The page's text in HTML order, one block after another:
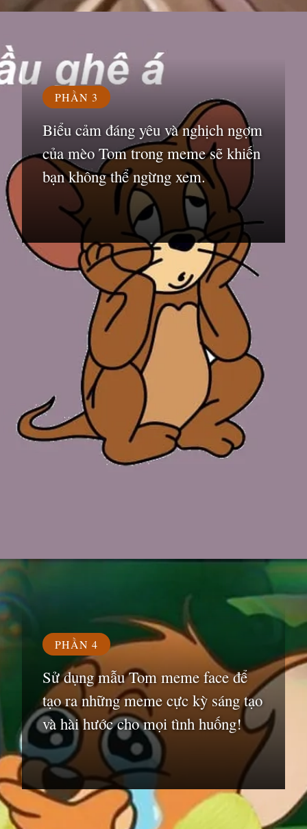
PHẦN 3
Biểu cảm đáng yêu và nghịch ngợm
của mèo Tom trong meme sẽ khiến
bạn không thể ngừng xem.
PHẦN 4
Sử dụng mẫu Tom meme face để
tạo ra những meme cực kỳ sáng tạo
và hài hước cho mọi tình huống!